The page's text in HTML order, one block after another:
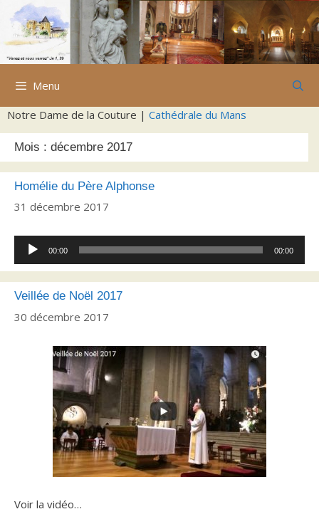
Aller
contenu
Menu
Notre Dame de la Couture | Cathédrale du Mans
Mois : décembre 2017
Homélie du Père Alphonse
31 décembre 2017
Lecteur
audio
00:00 00:00
Veillée de Noël 2017
30 décembre 2017
Voir la vidéo…